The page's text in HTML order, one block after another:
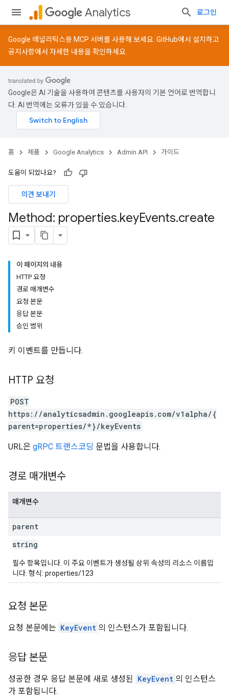
Analytics 로그인
Google 애널리틱스용 MCP 서버를 사용해 보세요. GitHub에서 설치하고
공지사항에서 자세한 내용을 확인하세요.
Google은 AI 기술을 사용하여 콘텐츠를 사용자의 기본 언어로 번역합니
다. AI 번역에는 오류가 있을 수 있습니다.
홈 제품 Google Analytics Admin API 가이드
도움이 되었나요?
의견 보내기
Method: properties.keyEvents.create
이 페이지의 내용
HTTP 요청
경로 매개변수
요청 본문
응답 본문
승인 범위
키 이벤트를 만듭니다.
HTTP 요청
POST
https://analyticsadmin.googleapis.com/v1alpha/{
parent=properties/*}/keyEvents
URL은 gRPC 트랜스코딩 문법을 사용합니다.
경로 매개변수
매개변수
parent
string
필수 항목입니다. 이 주요 이벤트가 생성될 상위 속성의 리소스 이름입
니다. 형식: properties/123
요청 본문
요청 본문에는 KeyEvent 의 인스턴스가 포함됩니다.
응답 본문
성공한 경우 응답 본문에 새로 생성된 KeyEvent 의 인스턴스
가 포함됩니다.